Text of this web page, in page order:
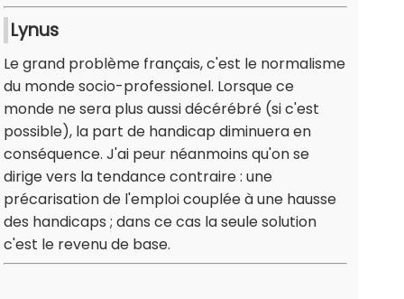
Lynus
Le grand problème français, c'est le normalisme
du monde socio-professionel. Lorsque ce
monde ne sera plus aussi décérébré (si c'est
possible), la part de handicap diminuera en
conséquence. J'ai peur néanmoins qu'on se
dirige vers la tendance contraire : une
précarisation de l'emploi couplée à une hausse
des handicaps ; dans ce cas la seule solution
c'est le revenu de base.